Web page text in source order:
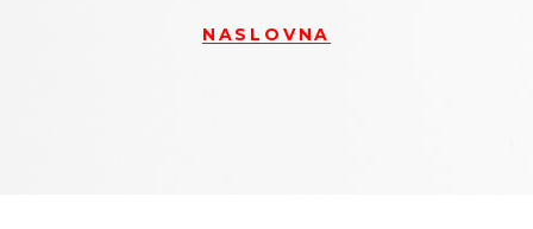
NASLOVNA